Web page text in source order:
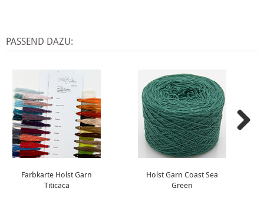
PASSEND DAZU:
Farbkarte Holst Garn
Titicaca
Holst Garn Coast Sea
Green